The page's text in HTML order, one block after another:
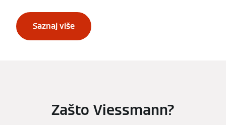
Saznaj više
Zašto Viessmann?